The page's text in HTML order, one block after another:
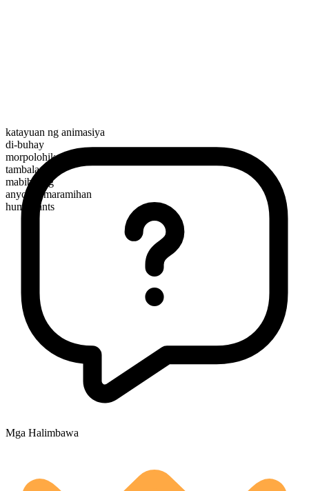
katayuan ng animasiya
di-buhay
morpolohikal na kayarian
tambalan
mabibilang
anyo ng maramihan
humectants
Mga Halimbawa